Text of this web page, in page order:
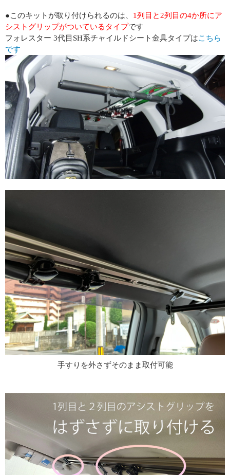
●このキットが取り付けられるのは、 1列目と2列目の4か所にア
シストグリップがついているタイプです
フォレスター 3代目SH系チャイルドシート金具タイプはこちら
です
手すりを外さずそのまま取付可能